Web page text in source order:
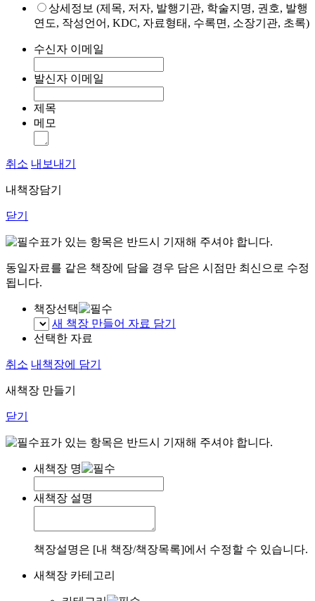
상세정보 (제목, 저자, 발행기관, 학술지명, 권호, 발행
연도, 작성언어, KDC, 자료형태, 수록면, 소장기관, 초록)
수신자 이메일
발신자 이메일
제목
메모
취소 내보내기
내책장담기
닫기
표가 있는 항목은 반드시 기재해 주셔야 합니다.
동일자료를 같은 책장에 담을 경우 담은 시점만 최신으로 수정
됩니다.
책장선택
새 책장 만들어 자료 담기
선택한 자료
취소 내책장에 담기
새책장 만들기
닫기
표가 있는 항목은 반드시 기재해 주셔야 합니다.
새책장 명
새책장 설명
책장설명은 [내 책장/책장목록]에서 수정할 수 있습니다.
새책장 카테고리